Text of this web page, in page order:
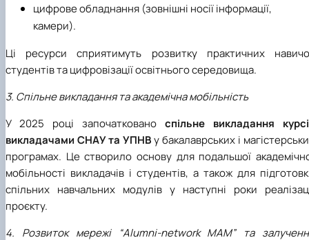
цифрове обладнання (зовнішні носії інформації,
камери).
Ці ресурси сприятимуть розвитку практичних
студентів та цифровізації освітнього середовища.
3. Спільне викладання та академічна мобільність
У 2025 році започатковано спільне викладання
викладачами СНАУ та УПНВу бакалаврських і
програмах. Це створило основу для подальшої
мобільності викладачів і студентів, а також для
спільних навчальних модулів у наступні роки
проєкту.
4. Розвиток мережі “Alumni-network MAM” та